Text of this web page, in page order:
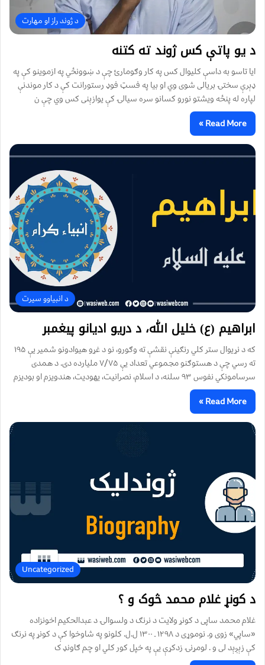
د ژوند راز او مهارت
د یو پاتې کس ژوند ته کتنه
ایا تاسو به داسې کلیوال کس په کار وګومارئ چې د ښوونځي په ازموینو کې په
ډېرې سختۍ بریالی شوی وي او بیا په فسټ فوډ رستورانت کې د کار موندنې
لپاره له پنځه ویشتو نورو کسانو سره سیالۍ کې یوازېنی کس وي چې ن
Read More »
د انبیاوو سیرت
ابراهیم (ع) خلیل الله، د دریو ادیانو پیغمبر
که د نړیوال ستر کلي رنګینې نقشې ته وګورو، نو د غړو هیوادونو شمیر یې ۱۹۵
ته رسي چې د هستوګنو مجموعي تعداد یې ۷/۷۵ ملیارده دی. د همدی
سرسامونکي نفوس ۹۳ سلنه، د اسلام، نصرانیت، یهودیت، هندویزم او بودیزم
Read More »
Uncategorized
د کونړ غلام محمد څوک و ؟
غلام محمد ساپی د کونړ ولايت د نرنګ د ولسوالۍ د عبدالحکيم اخونزاده
«ساپي» زوی و. نوموړی د ۱۲۹۸ ـ ۱۳۰۰ ل.ل. کلونو په شاوخوا کې د کونړ په نرنګ
کې زېږېد لی و . لومړنۍ زدکړې يې په خپل کور کلي او چم ګاونډ ک